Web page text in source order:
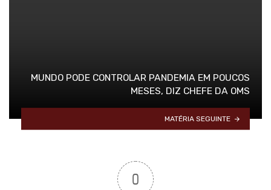
MUNDO PODE CONTROLAR PANDEMIA EM POUCOS
MESES, DIZ CHEFE DA OMS
MATÉRIA SEGUINTE
0